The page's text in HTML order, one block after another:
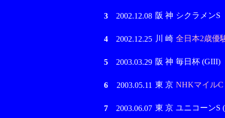
3 2002.12.08 阪 神 シクラメンS
4 2002.12.25 川 崎 全日本2歳優
5 2003.03.29 阪 神 毎日杯 (GIII)
6 2003.05.11 東 京 NHKマイルC
7 2003.06.07 東 京 ユニコーンS